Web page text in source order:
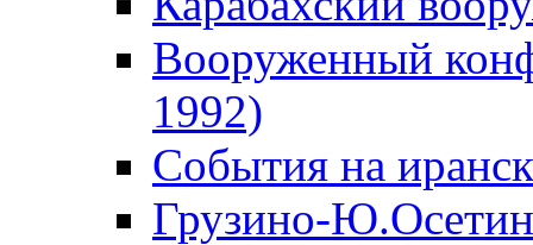
Вооруженный
1992)
События на
Грузино-